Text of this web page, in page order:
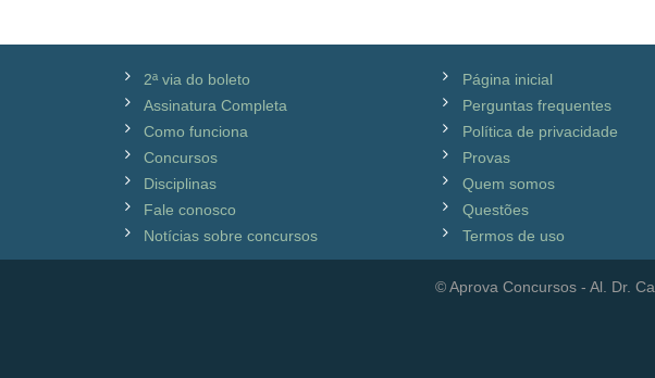
2ª via do boleto
Assinatura Completa
Como funciona
Concursos
Disciplinas
Fale conosco
Notícias sobre concursos
Página inicial
Perguntas frequentes
Política de privacidade
Provas
Quem somos
Questões
Termos de uso
© Aprova Concursos - Al. Dr.